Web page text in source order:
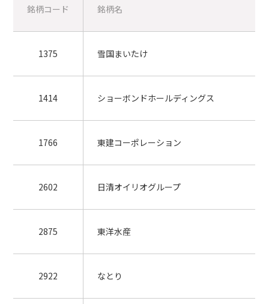
銘柄コード 銘柄名
1375 雪国まいたけ
1414 ショーボンドホールディングス
1766 東建コーポレーション
2602 日清オイリオグループ
2875 東洋水産
2922 なとり